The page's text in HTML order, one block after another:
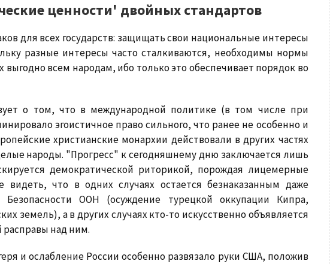
ценности' двойных стандартов
для всех государств: защищать свои национальные интересы
разные интересы часто сталкиваются, необходимы нормы
всем народам, ибо только это обеспечивает порядок во
о том, что в международной политике (в том числе при
эгоистичное право сильного, что ранее не особенно и
христианские монархии действовали в других частях
народы. "Прогресс" к сегодняшнему дню заключается лишь
демократической риторикой, порождая лицемерные
что в одних случаях остается безнаказанным даже
ООН (осуждение турецкой оккупации Кипра,
земель), а в других случаях кто-то искусственно объявляется
над ним.
и ослабление России особенно развязало руки США, положив